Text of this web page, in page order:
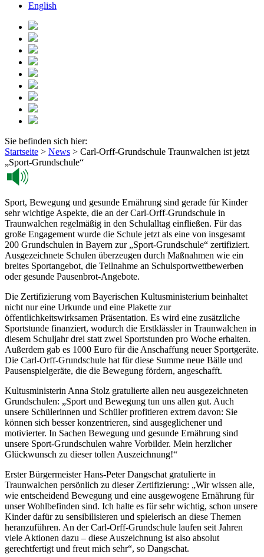
English
Sie befinden sich hier:
Startseite > News > Carl-Orff-Grundschule Traunwalchen ist jetzt
„Sport-Grundschule“
Sport, Bewegung und gesunde Ernährung sind gerade für Kinder
sehr wichtige Aspekte, die an der Carl-Orff-Grundschule in
Traunwalchen regelmäßig in den Schulalltag einfließen. Für das
große Engagement wurde die Schule jetzt als eine von insgesamt
200 Grundschulen in Bayern zur „Sport-Grundschule“ zertifiziert.
Ausgezeichnete Schulen überzeugen durch Maßnahmen wie ein
breites Sportangebot, die Teilnahme an Schulsportwettbewerben
oder gesunde Pausenbrot-Angebote.
Die Zertifizierung vom Bayerischen Kultusministerium beinhaltet
nicht nur eine Urkunde und eine Plakette zur
öffentlichkeitswirksamen Präsentation. Es wird eine zusätzliche
Sportstunde finanziert, wodurch die Erstklässler in Traunwalchen in
diesem Schuljahr drei statt zwei Sportstunden pro Woche erhalten.
Außerdem gab es 1000 Euro für die Anschaffung neuer Sportgeräte.
Die Carl-Orff-Grundschule hat für diese Summe neue Bälle und
Pausenspielgeräte, die die Bewegung fördern, angeschafft.
Kultusministerin Anna Stolz gratulierte allen neu ausgezeichneten
Grundschulen: „Sport und Bewegung tun uns allen gut. Auch
unsere Schülerinnen und Schüler profitieren extrem davon: Sie
können sich besser konzentrieren, sind ausgeglichener und
motivierter. In Sachen Bewegung und gesunde Ernährung sind
unsere Sport-Grundschulen wahre Vorbilder. Mein herzlicher
Glückwunsch zu dieser tollen Auszeichnung!“
Erster Bürgermeister Hans-Peter Dangschat gratulierte in
Traunwalchen persönlich zu dieser Zertifizierung: „Wir wissen alle,
wie entscheidend Bewegung und eine ausgewogene Ernährung für
unser Wohlbefinden sind. Ich halte es für sehr wichtig, schon unsere
Kinder dafür zu sensibilisieren und spielerisch an diese Themen
heranzuführen. An der Carl-Orff-Grundschule laufen seit Jahren
viele Aktionen dazu – diese Auszeichnung ist also absolut
gerechtfertigt und freut mich sehr“, so Dangschat.